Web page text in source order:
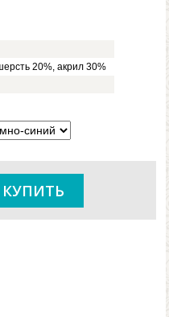
потому станет не
шапку с
который
гарантируем
вам
а так же с хорошей
20%, акрил 30%
КУПИТЬ